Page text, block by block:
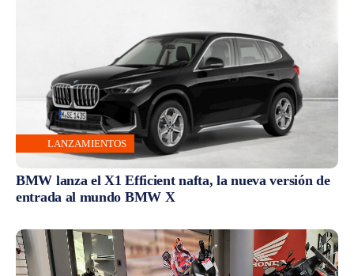
LANZAMIENTOS
BMW lanza el X1 Efficient nafta, la nueva versión de
entrada al mundo BMW X